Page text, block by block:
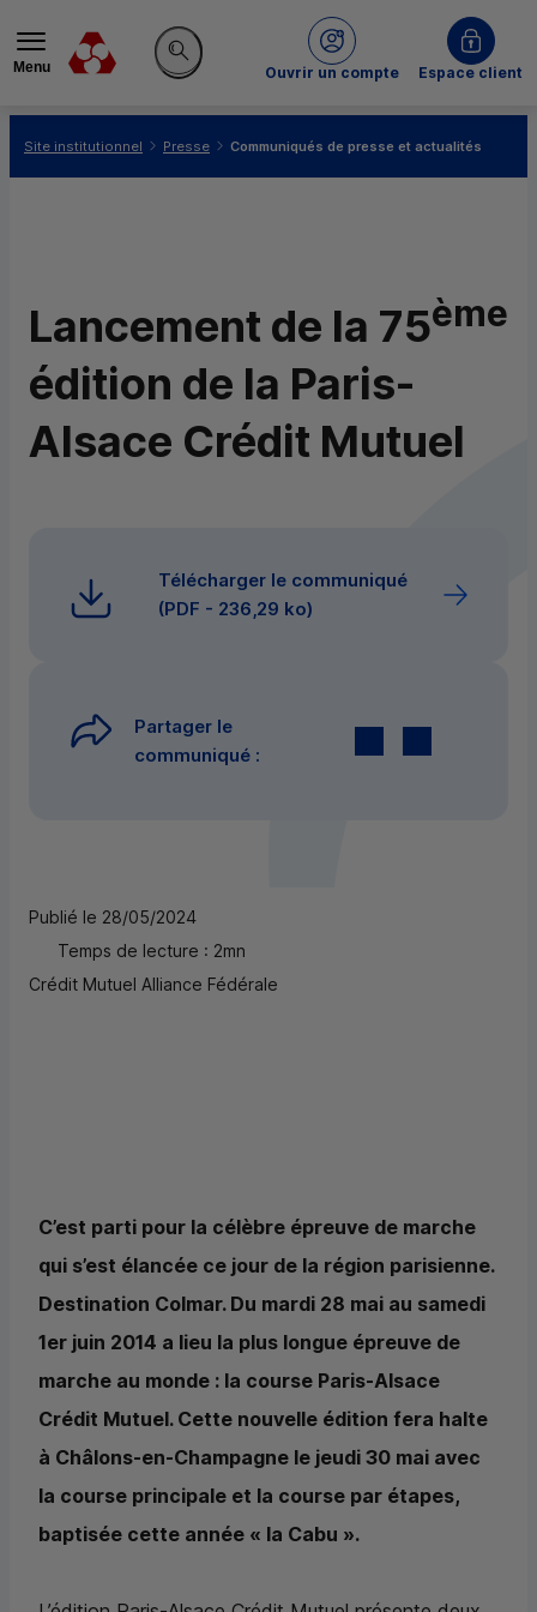
Menu
Rechercher sur le site
Ouvrir un compte
du Crédit MutuelEspace client
Site institutionnel Presse Communiqués de presse et actualités
Lancement de la 75ème
édition de la Paris-
Alsace Crédit Mutuel
Télécharger le communiqué
(PDF - 236,29 ko)
Partager le
communiqué :
Publié le 28/05/2024
Temps de lecture : 2mn
Crédit Mutuel Alliance Fédérale
C’est parti pour la célèbre épreuve de marche
qui s’est élancée ce jour de la région parisienne.
Destination Colmar. Du mardi 28 mai au samedi
1er juin 2014 a lieu la plus longue épreuve de
marche au monde : la course Paris-Alsace
Crédit Mutuel. Cette nouvelle édition fera halte
à Châlons-en-Champagne le jeudi 30 mai avec
la course principale et la course par étapes,
baptisée cette année « la Cabu ».